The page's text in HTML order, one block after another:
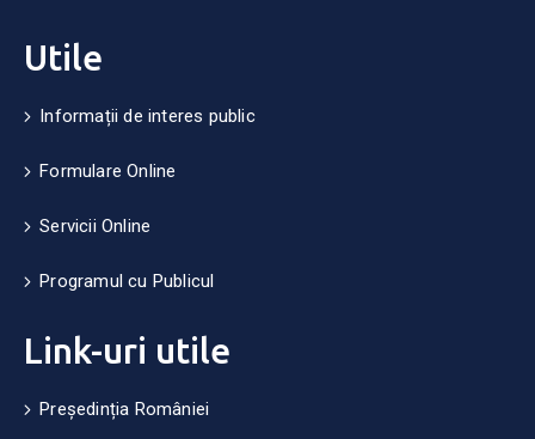
Utile
Informații de interes public
Formulare Online
Servicii Online
Programul cu Publicul
Link-uri utile
Președinția României